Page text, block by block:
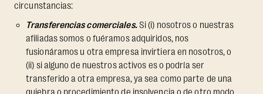
circunstancias:
Transferencias comerciales.Si (i) nosotros o nuestras
afiliadas somos o fuéramos adquiridos, nos
fusionáramos u otra empresa invirtiera en nosotros, o
(ii) si alguno de nuestros activos es o podría ser
transferido a otra empresa, ya sea como parte de una